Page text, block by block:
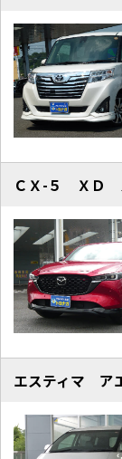
ＣＸ-５ ＸＤ
エスティマ ア